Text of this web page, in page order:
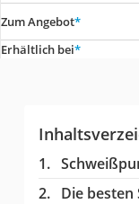
Zum Angebot*
Erhältlich bei*
Die